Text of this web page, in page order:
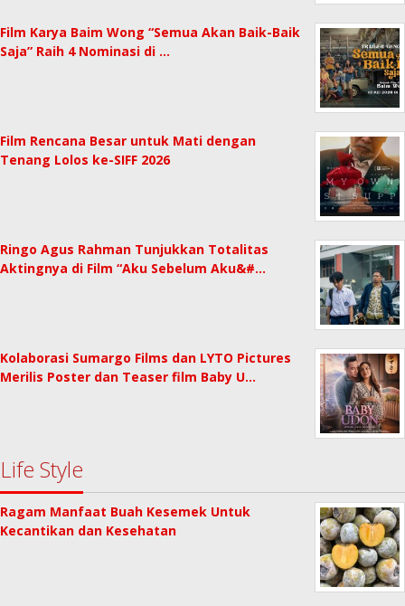
Film Karya Baim Wong “Semua Akan Baik-Baik
Saja” Raih 4 Nominasi di …
Film Rencana Besar untuk Mati dengan
Tenang Lolos ke-SIFF 2026
Ringo Agus Rahman Tunjukkan Totalitas
Aktingnya di Film “Aku Sebelum Aku&#…
Kolaborasi Sumargo Films dan LYTO Pictures
Merilis Poster dan Teaser film Baby U…
Life Style
Ragam Manfaat Buah Kesemek Untuk
Kecantikan dan Kesehatan